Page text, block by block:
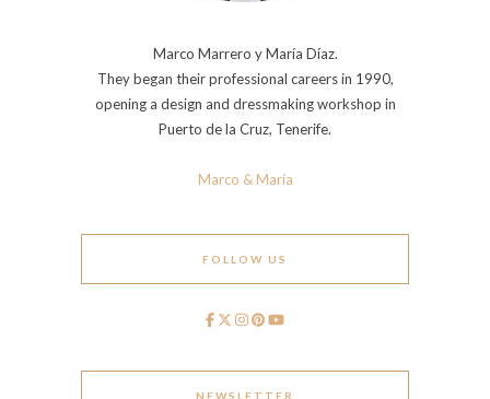
Marco Marrero y María Díaz.
They began their professional careers in 1990,
opening a design and dressmaking workshop in
Puerto de la Cruz, Tenerife.
Marco & María
FOLLOW US
NEWSLETTER